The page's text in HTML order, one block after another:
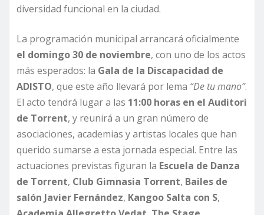
diversidad funcional en la ciudad.
La programación municipal arrancará oficialmente
el domingo 30 de noviembre, con uno de los actos
más esperados: la Gala de la Discapacidad de
ADISTO, que este año llevará por lema “De tu mano”.
El acto tendrá lugar a las 11:00 horas en el Auditori
de Torrent, y reunirá a un gran número de
asociaciones, academias y artistas locales que han
querido sumarse a esta jornada especial. Entre las
actuaciones previstas figuran la Escuela de Danza
de Torrent, Club Gimnasia Torrent, Bailes de
salón Javier Fernández, Kangoo Salta con S,